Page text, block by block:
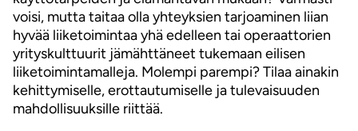
voisi, mutta taitaa olla yhteyksien tarjoaminen liian
hyvää liiketoimintaa yhä edelleen tai operaattorien
yrityskulttuurit jämähttäneet tukemaan eilisen
liiketoimintamalleja. Molempi parempi? Tilaa ainakin
kehittymiselle, erottautumiselle ja tulevaisuuden
mahdollisuuksille riittää.